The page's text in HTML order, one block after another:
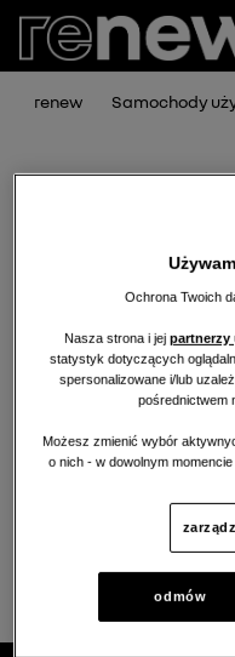
renew Samochody
Niestety,
obecnie
Wróć na stronę główną.
wróć
Ochrona Twoich
Nasza strona i jej partnerzy
statystyk dotyczących
spersonalizowane i/lub
pośrednictwem
Możesz zmienić wybór
o nich - w dowolnym
odmów